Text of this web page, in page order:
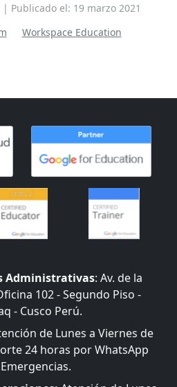
| Publicado el: 19 marzo 2021
Workspace Education
Administrativas: Av. de la
102 - Segundo Piso -
- Cusco Perú.
de Lunes a Viernes de
24 horas por WhatsApp